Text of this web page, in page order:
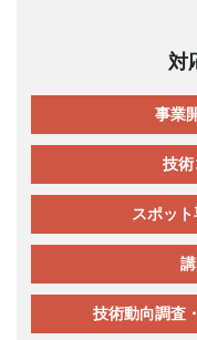
対
事業
技術
スポッ
技術動向調査